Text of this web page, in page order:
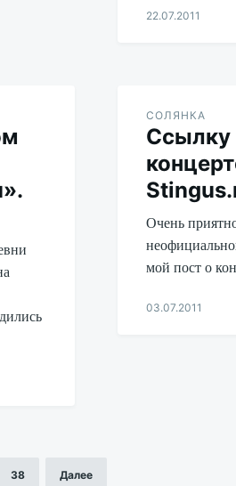
22.07.2011
СОЛЯНКА
Ссылку
Очень
мой пост о
03.07.2011
38 Далее